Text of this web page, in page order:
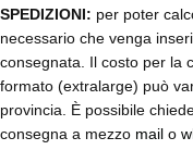
SPEDIZIONI: per poter
necessario che venga
consegnata. Il costo per la
formato (extralarge) può
provincia. È possibile
consegna a mezzo mail o